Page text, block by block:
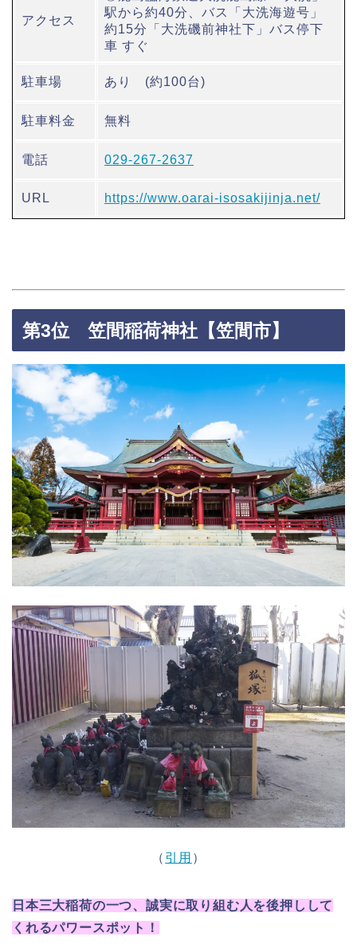
アクセス
駅から約40分、バス「大洗海遊号」
約15分「大洗磯前神社下」バス停下
車 すぐ
駐車場 あり (約100台)
駐車料金 無料
電話 029-267-2637
URL https://www.oarai-isosakijinja.net/
第3位 笠間稲荷神社【笠間市】
（ 引用 ）
日本三大稲荷の一つ、誠実に取り組む人を後押しして
くれるパワースポット！